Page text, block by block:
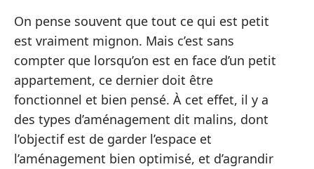
On pense souvent que tout ce qui est petit
est vraiment mignon. Mais c’est sans
compter que lorsqu’on est en face d’un petit
appartement, ce dernier doit être
fonctionnel et bien pensé. À cet effet, il y a
des types d’aménagement dit malins, dont
l’objectif est de garder l’espace et
l’aménagement bien optimisé, et d’agrandir